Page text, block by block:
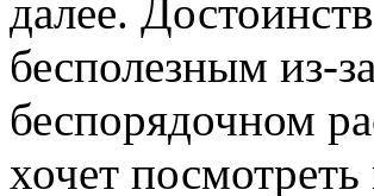
далее.
бесполезным из-
беспорядочном
хочет